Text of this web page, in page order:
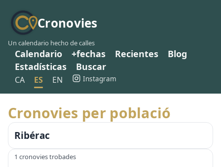
Cronovies
Un calendario hecho de calles
Calendario +fechas Recientes
Blog
Estadísticas
Buscar
CA ES EN Instagram
Cronovies per població
Ribérac
1 cronovies trobades